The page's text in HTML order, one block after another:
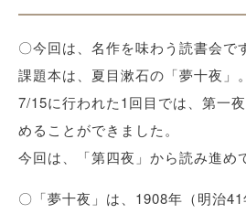
〇今回は、名作を味わう読書会で
課題本は、夏目漱石の「夢十夜」。
7/15に行われた1回目では、第一
めることができました。
今回は、「第四夜」から読み進め
〇「夢十夜」は、1908年（明治